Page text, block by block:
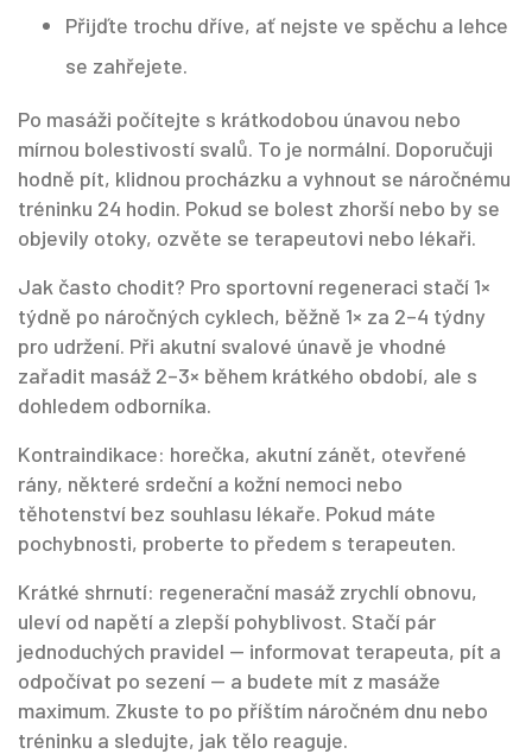
Přijďte trochu dříve, ať nejste ve spěchu a lehce
se zahřejete.
Po masáži počítejte s krátkodobou únavou nebo
mírnou bolestivostí svalů. To je normální. Doporučuji
hodně pít, klidnou procházku a vyhnout se náročnému
tréninku 24 hodin. Pokud se bolest zhorší nebo by se
objevily otoky, ozvěte se terapeutovi nebo lékaři.
Jak často chodit? Pro sportovní regeneraci stačí 1×
týdně po náročných cyklech, běžně 1× za 2–4 týdny
pro udržení. Při akutní svalové únavě je vhodné
zařadit masáž 2–3× během krátkého období, ale s
dohledem odborníka.
Kontraindikace: horečka, akutní zánět, otevřené
rány, některé srdeční a kožní nemoci nebo
těhotenství bez souhlasu lékaře. Pokud máte
pochybnosti, proberte to předem s terapeuten.
Krátké shrnutí: regenerační masáž zrychlí obnovu,
uleví od napětí a zlepší pohyblivost. Stačí pár
jednoduchých pravidel — informovat terapeuta, pít a
odpočívat po sezení — a budete mít z masáže
maximum. Zkuste to po příštím náročném dnu nebo
tréninku a sledujte, jak tělo reaguje.